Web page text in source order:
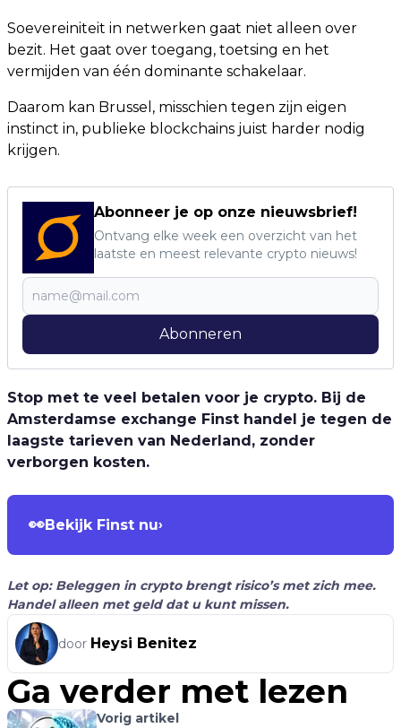
Soevereiniteit in netwerken gaat niet alleen over
bezit. Het gaat over toegang, toetsing en het
vermijden van één dominante schakelaar.
Daarom kan Brussel, misschien tegen zijn eigen
instinct in, publieke blockchains juist harder nodig
krijgen.
Abonneer je op onze nieuwsbrief!
Ontvang elke week een overzicht van het
laatste en meest relevante crypto nieuws!
Abonneren
Stop met te veel betalen voor je crypto. Bij de
Amsterdamse exchange Finst handel je tegen de
laagste tarieven van Nederland, zonder
verborgen kosten.
👀Bekijk Finst nu›
Let op: Beleggen in crypto brengt risico’s met zich mee.
Handel alleen met geld dat u kunt missen.
door Heysi Benitez
Ga verder met lezen
Vorig artikel